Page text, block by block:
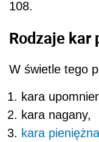
108.
Rodzaje kar
W świetle tego
kara
kara nagany,
kara pieniężna